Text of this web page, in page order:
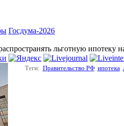
Госдума-2026
льготную ипотеку
Теги: Правительство РФ ипотека